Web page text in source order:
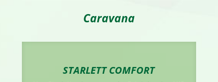
Caravana
STARLETT COMFORT